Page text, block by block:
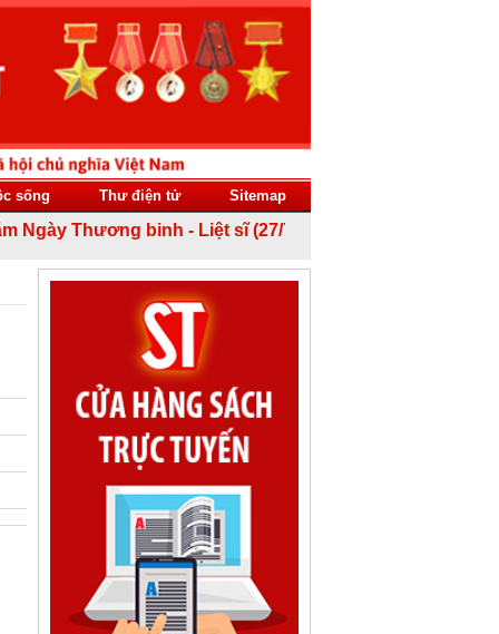
sống Thư điện tử Sitemap
Thương binh - Liệt sĩ (27/7/1947 - 27/7/2026)!